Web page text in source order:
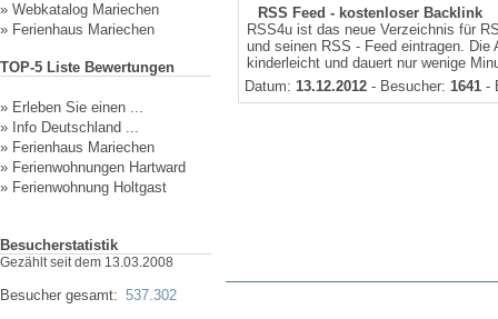
» Webkatalog Mariechen
» Ferienhaus Mariechen
TOP-5 Liste Bewertungen
» Erleben Sie einen ...
» Info Deutschland ...
» Ferienhaus Mariechen
» Ferienwohnungen Hartward
» Ferienwohnung Holtgast
Besucherstatistik
Gezählt seit dem 13.03.2008
Besucher gesamt: 537.302
RSS Feed - kostenloser Backlink
RSS4u ist das neue Verzeichnis für
und seinen RSS - Feed eintragen.
kinderleicht und dauert nur wenige
Datum: 13.12.2012 - Besucher: 1641 -